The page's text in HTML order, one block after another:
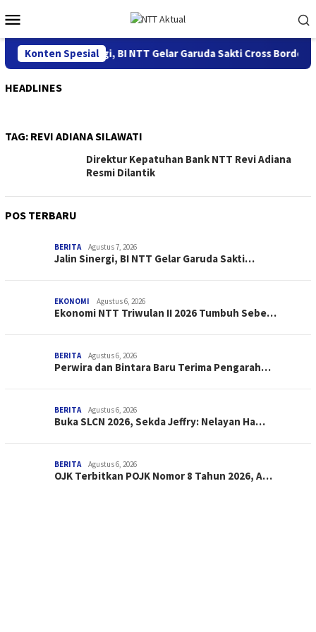
ke
kontenMobile
Konten Spesial
Jalin Sinergi, BI NTT Gelar Garuda Sakti Cross Border
HEADLINES
TAG: REVI ADIANA SILAWATI
Direktur Kepatuhan Bank NTT Revi Adiana
Resmi Dilantik
POS TERBARU
BERITA Agustus 7, 2026
Jalin Sinergi, BI NTT Gelar Garuda Sakti…
EKONOMI Agustus 6, 2026
Ekonomi NTT Triwulan II 2026 Tumbuh Sebe…
BERITA Agustus 6, 2026
Perwira dan Bintara Baru Terima Pengarah…
BERITA Agustus 6, 2026
Buka SLCN 2026, Sekda Jeffry: Nelayan Ha…
BERITA Agustus 6, 2026
OJK Terbitkan POJK Nomor 8 Tahun 2026, A…